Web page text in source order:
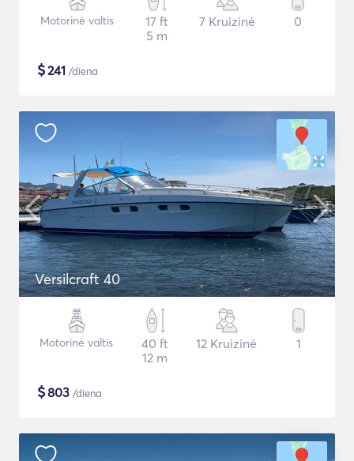
Motorinė valtis
17 ft
5 m
7 Kruizinė 0
$241 /diena
Versilcraft 40
Motorinė valtis
40 ft
12 m
12 Kruizinė 1
$803 /diena